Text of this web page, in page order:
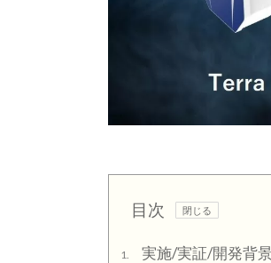
目次
1. 実施/実証/開発背